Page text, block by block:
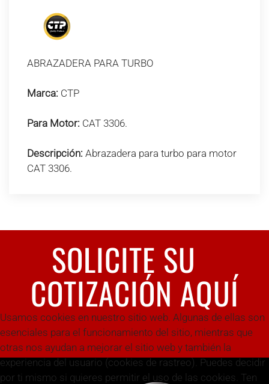
ABRAZADERA PARA TURBO
Marca: CTP
Para Motor: CAT 3306.
Descripción: Abrazadera para turbo para motor
CAT 3306.
SOLICITE SU
COTIZACIÓN AQUÍ
Usamos cookies en nuestro sitio web. Algunas de ellas son
esenciales para el funcionamiento del sitio, mientras que
otras nos ayudan a mejorar el sitio web y también la
experiencia del usuario (cookies de rastreo). Puedes decidir
por ti mismo si quieres permitir el uso de las cookies. Ten